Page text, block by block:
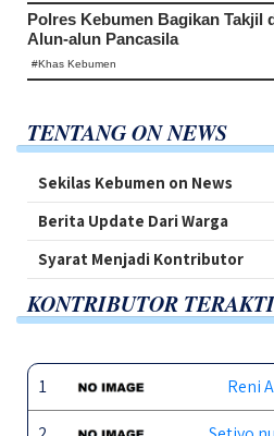
Polres Kebumen Bagikan Takjil
Alun-alun Pancasila
#Khas Kebumen
TENTANG ON NEWS
Sekilas Kebumen on News
Berita Update Dari Warga
Syarat Menjadi Kontributor
KONTRIBUTOR
1 Reni